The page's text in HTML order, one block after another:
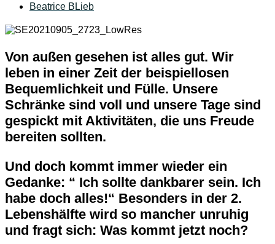
Beatrice BLieb
Von außen gesehen ist alles gut. Wir
leben in einer Zeit der beispiellosen
Bequemlichkeit und Fülle. Unsere
Schränke sind voll und unsere Tage sind
gespickt mit Aktivitäten, die uns Freude
bereiten sollten.
Und doch kommt immer wieder ein
Gedanke: “ Ich sollte dankbarer sein. Ich
habe doch alles!“ Besonders in der 2.
Lebenshälfte wird so mancher unruhig
und fragt sich: Was kommt jetzt noch?